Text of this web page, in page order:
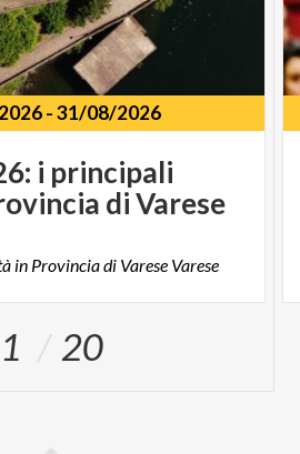
-31/08/2026
i principali
diVarese
in Provinciadi Varese Varese
1 20